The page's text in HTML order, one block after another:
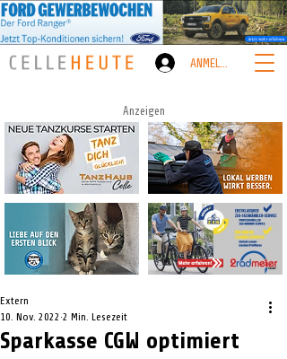
ANMELDEN
Anzeigen
Sparkasse CGW optimiert
Extern
10. Nov. 2022 2 Min. Lesezeit